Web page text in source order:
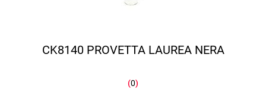
CK8140 PROVETTA LAUREA NERA
(0)